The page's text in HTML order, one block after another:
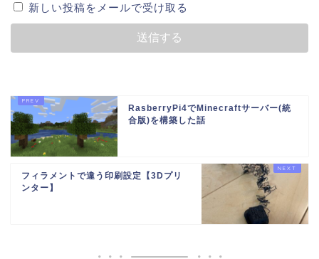
新しい投稿をメールで受け取る
RasberryPi4でMinecraftサーバー(統
合版)を構築した話
フィラメントで違う印刷設定【3Dプリ
ンター】